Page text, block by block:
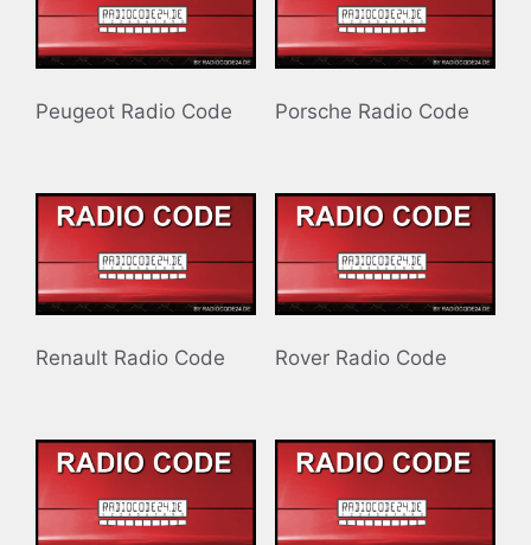
Peugeot Radio Code Porsche Radio Code
Renault Radio Code Rover Radio Code